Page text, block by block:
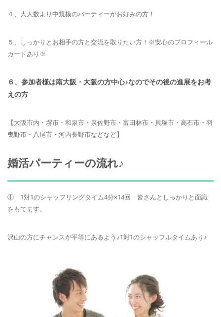
４、大人数より中規模のパーティーがお好みの方！
５、しっかりとお相手の方と交流を取りたい方！※安心のプロフィール
カードあり※
６、参加者様は南大阪・大阪の方中心♪なのでその後の進展をお考
えの方
【大阪市内・堺市・和泉市・泉佐野市・富田林市・貝塚市・高石市・羽
曳野市・八尾市・河内長野市などなど】
婚活パーティーの流れ♪
① 1対1のシャッフリングタイム4分×14回 皆さんとしっかりと面識
をもてます。
沢山の方にチャンスが平等にあるよう♪1対1のシャッフルタイムあり♪